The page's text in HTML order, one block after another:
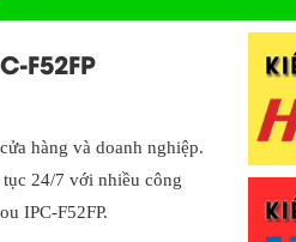
F52FP
hàng và doanh nghiệp.
tục 24/7 với nhiều công
IPC-F52FP.